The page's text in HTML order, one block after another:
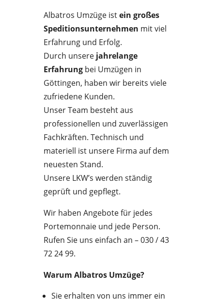
Albatros Umzüge istein großes
Speditionsunternehmen mit viel
Erfahrung und Erfolg.
Durch unserejahrelange
Erfahrungbei Umzügen in
Göttingen, haben wir bereits viele
zufriedene Kunden.
Unser Team besteht aus
professionellen und zuverlässigen
Fachkräften. Technisch und
materiell ist unsere Firma auf dem
neuesten Stand.
Unsere LKW’s werden ständig
geprüft und gepflegt.
Wir haben Angebote für jedes
Portemonnaie und jede Person.
Rufen Sie uns einfach an – 030 / 43
72 24 99.
Warum Albatros Umzüge?
Sie erhalten von uns immer ein